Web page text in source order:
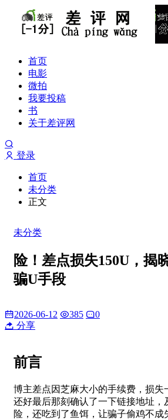
首页
电影
微拍
我要投稿
书
关于差评网
登录
首页
未分类
正文
未分类
险！差点损失150U，揭
骗U手段
2026-06-12 385
0
分享
前言
博主差点因芝麻大小的手续费，损失
还好最后那刻确认了一下链接地址，
险，还吃到了鱼饵，让骗子偷鸡不成